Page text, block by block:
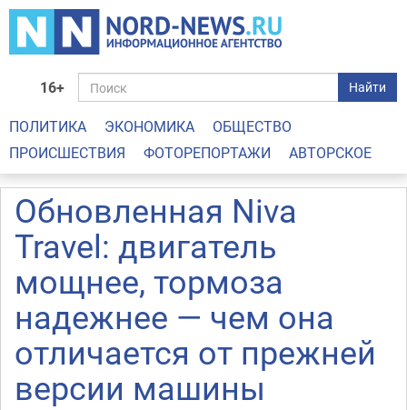
16+ Найти
ПОЛИТИКА ЭКОНОМИКА
ОБЩЕСТВО
ПРОИСШЕСТВИЯ
ФОТОРЕПОРТАЖИ АВТОРСКОЕ
Обновленная Niva
Travel: двигатель
мощнее, тормоза
надежнее — чем она
отличается от прежней
версии машины